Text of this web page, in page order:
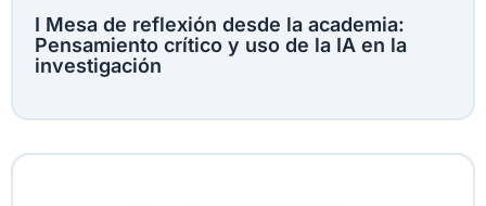
I Mesa de reflexión desde la academia:
Pensamiento crítico y uso de la IA en la
investigación